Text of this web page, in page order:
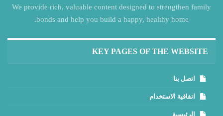
We provide rich, valuable content designed to strengthen family
bonds and help you build a happy, healthy home.
KEY PAGES OF THE WEBSITE
اتصل بنا
اتفاقية الاستخدام
الرئيسية